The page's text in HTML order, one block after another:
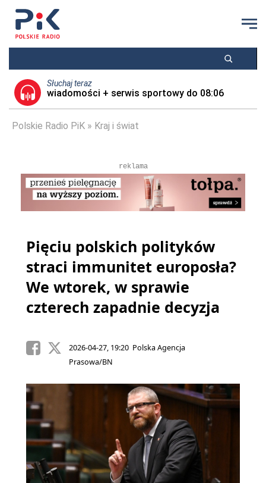
Słuchaj teraz
wiadomości + serwis sportowy do 08:06
Polskie Radio PiK Kraj i świat
reklama
Pięciu polskich polityków
straci immunitet europosła?
We wtorek, w sprawie
czterech zapadnie decyzja
2026-04-27, 19:20 Polska Agencja
Prasowa/BN